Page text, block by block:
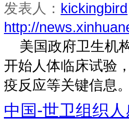
发表人： kickingbird
http://
美国政府卫生机
开始人体临床试验
疫反应等关键信
中国-世卫组织